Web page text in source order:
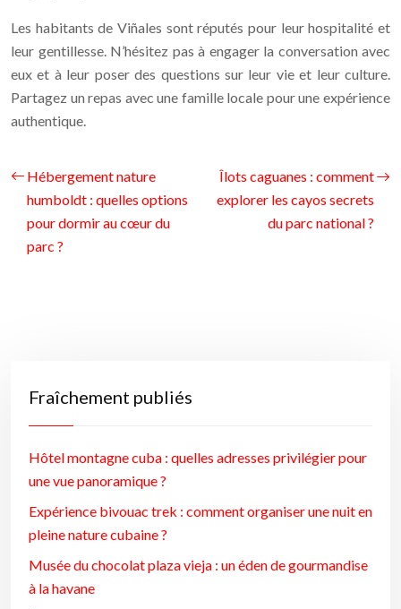
Les habitants de Viñales sont réputés pour leur hospitalité et
leur gentillesse. N’hésitez pas à engager la conversation avec
eux et à leur poser des questions sur leur vie et leur culture.
Partagez un repas avec une famille locale pour une expérience
authentique.
Hébergement nature
humboldt : quelles options
pour dormir au cœur du
parc ?
Îlots caguanes : comment
explorer les cayos secrets
du parc national ?
Fraîchement publiés
Hôtel montagne cuba : quelles adresses privilégier pour
une vue panoramique ?
Expérience bivouac trek : comment organiser une nuit en
pleine nature cubaine ?
Musée du chocolat plaza vieja : un éden de gourmandise
à la havane